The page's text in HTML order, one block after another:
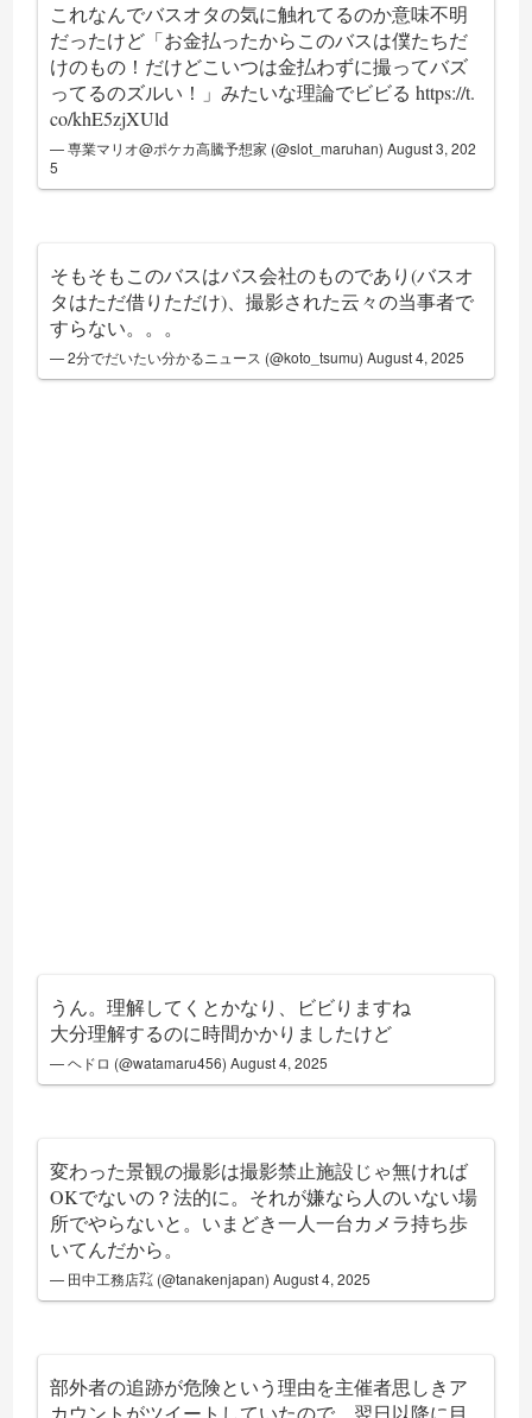
これなんでバスオタの気に触れてるのか意味不明
だったけど「お金払ったからこのバスは僕たちだ
けのもの！だけどこいつは金払わずに撮ってバズ
ってるのズルい！」みたいな理論でビビるhttps://t.
co/khE5zjXUld
— 専業マリオ@ポケカ高騰予想家 (@slot_maruhan)August 3, 202
5
そもそもこのバスはバス会社のものであり(バスオ
タはただ借りただけ)、撮影された云々の当事者で
すらない。。。
— 2分でだいたい分かるニュース (@koto_tsumu)August 4, 2025
うん。理解してくとかなり、ビビりますね
大分理解するのに時間かかりましたけど
— ヘドロ (@watamaru456)August 4, 2025
変わった景観の撮影は撮影禁止施設じゃ無ければ
OKでないの？法的に。それが嫌なら人のいない場
所でやらないと。いまどき一人一台カメラ持ち歩
いてんだから。
— 田中工務店㌠ (@tanakenjapan)August 4, 2025
部外者の追跡が危険という理由を主催者思しきア